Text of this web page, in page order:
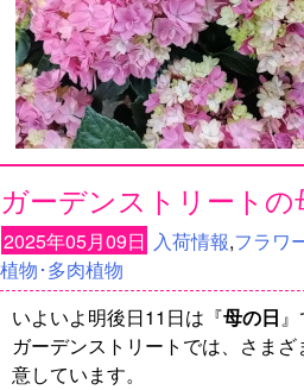
ガーデンストリートの
2025年05月09日 入荷情報,フラワ
植物･多肉植物
いよいよ明後日11日は『母の日』
ガーデンストリートでは、さまざ
意しています。